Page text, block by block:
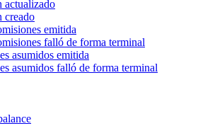
actualizado
creado
emitida
falló de forma terminal
asumidos emitida
asumidos falló de forma terminal